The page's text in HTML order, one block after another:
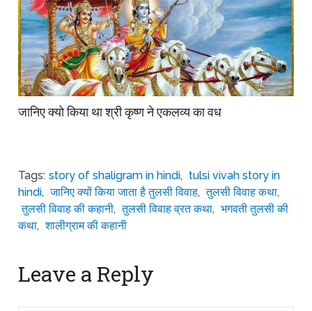
जानिए क्यो किया था श्री कृष्ण ने एकलव्य का वध
Tags: story of shaligram in hindi, tulsi vivah story in
hindi, जानिए क्यों किया जाता है तुलसी विवाह, तुलसी विवाह कथा,
तुलसी विवाह की कहानी, तुलसी विवाह व्रत कथा, भगवती तुलसी की
कथा, शालीग्राम की कहानी
Leave a Reply